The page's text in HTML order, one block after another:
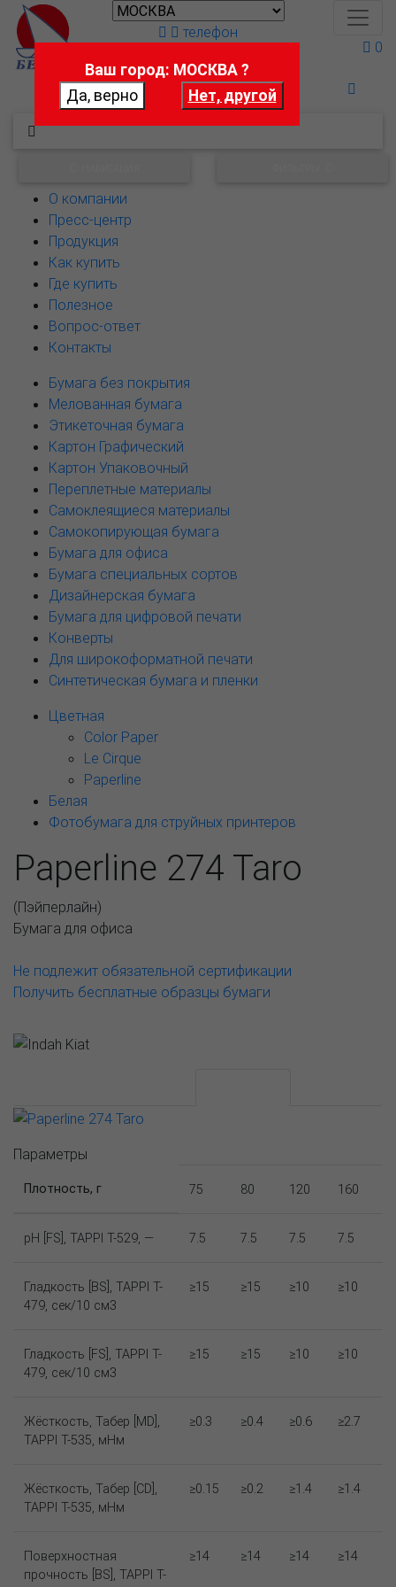
Поможем выбрать
телефон
0
О компании
Пресс-центр
Продукция
Как купить
Где купить
Полезное
Вопрос-ответ
Контакты
Бумага без покрытия
Мелованная бумага
Этикеточная бумага
Картон Графический
Картон Упаковочный
Переплетные материалы
Самоклеящиеся материалы
Самокопирующая бумага
Бумага для офиса
Бумага специальных сортов
Дизайнерская бумага
Бумага для цифровой печати
Конверты
Для широкоформатной печати
Синтетическая бумага и пленки
Цветная
Color Paper
Le Cirque
Paperline
Белая
Фотобумага для струйных принтеров
Paperline 274 Taro
(Пэйперлайн)
Бумага для офиса
Не подлежит обязательной сертификации
Получить бесплатные образцы бумаги
Параметры
Плотность, г 75 80 120 160
pH [FS], TAPPI T-529, — 7.5 7.5 7.5 7.5
Гладкость [BS], TAPPI T-
479, сек/10 см3
≥15 ≥15 ≥10 ≥10
Гладкость [FS], TAPPI T-
479, сек/10 см3
≥15 ≥15 ≥10 ≥10
Жёсткость, Табер [MD],
TAPPI T-535, мНм
≥0.3 ≥0.4 ≥0.6 ≥2.7
Жёсткость, Табер [CD],
TAPPI T-535, мНм
≥0.15 ≥0.2 ≥1.4 ≥1.4
Поверхностная
прочность [BS], TAPPI T-
≥14 ≥14 ≥14 ≥14
Ваш город: МОСКВА ?